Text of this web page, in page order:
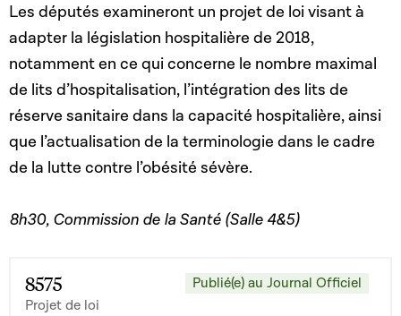
Les députés examineront un projet de loi visant à
adapter la législation hospitalière de 2018,
notamment en ce qui concerne le nombre maximal
de lits d’hospitalisation, l’intégration des lits de
réserve sanitaire dans la capacité hospitalière, ainsi
que l’actualisation de la terminologie dans le cadre
de la lutte contre l’obésité sévère.
8h30, Commission de la Santé (Salle 4&5)
8575
Projet de loi
Publié(e) au Journal Officiel